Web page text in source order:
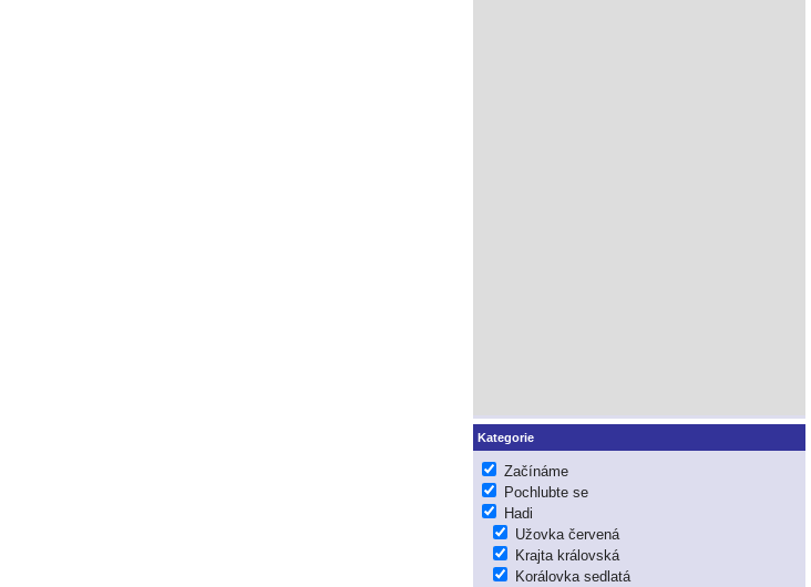
Kategorie
Začínáme
Pochlubte se
Hadi
Užovka červená
Krajta královská
Korálovka sedlatá